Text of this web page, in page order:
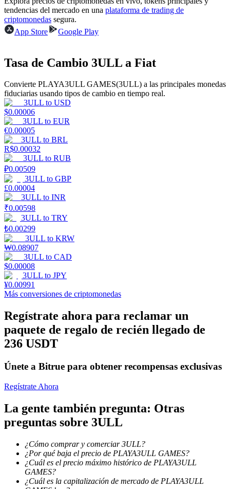
Earn
Power Piggy
Gana recompensas competitivas diariamente
Staking
Launchpool
Participación flexible para ganar tokens populares
tendencias del mercado en una plataforma de trading de
criptomonedas segura.
App Store
Google Play
Tasa de Cambio 3ULL a Fiat
Convierte PLAYA3ULL GAMES(3ULL) a las principales monedas
fiduciarias usando tipos de cambio en tiempo real.
3ULL to USD
$0.00006
3ULL to EUR
€0.00005
3ULL to BRL
R$0.00032
3ULL to RUB
₽0.00509
3ULL to GBP
£0.00004
3ULL to INR
₹0.00598
3ULL to TRY
₺0.00299
3ULL to KRW
₩0.08907
3ULL to CAD
$0.00008
3ULL to JPY
¥0.00991
Más conversiones de criptomonedas
Regístrate ahora para reclamar un
paquete de regalo de recién llegado de
236 USDT
Únete a Bitrue para obtener recompensas exclusivas
Regístrate Ahora
La gente también pregunta: Otras
preguntas sobre 3ULL
¿Cómo comprar y comerciar 3ULL?
¿Por qué baja el precio de PLAYA3ULL GAMES?
¿Cuál es el precio máximo histórico de PLAYA3ULL
GAMES?
¿Cuál es la capitalización de mercado de PLAYA3ULL